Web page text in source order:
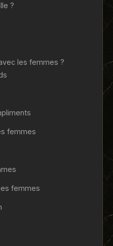
?
les femmes ?
femmes
femmes